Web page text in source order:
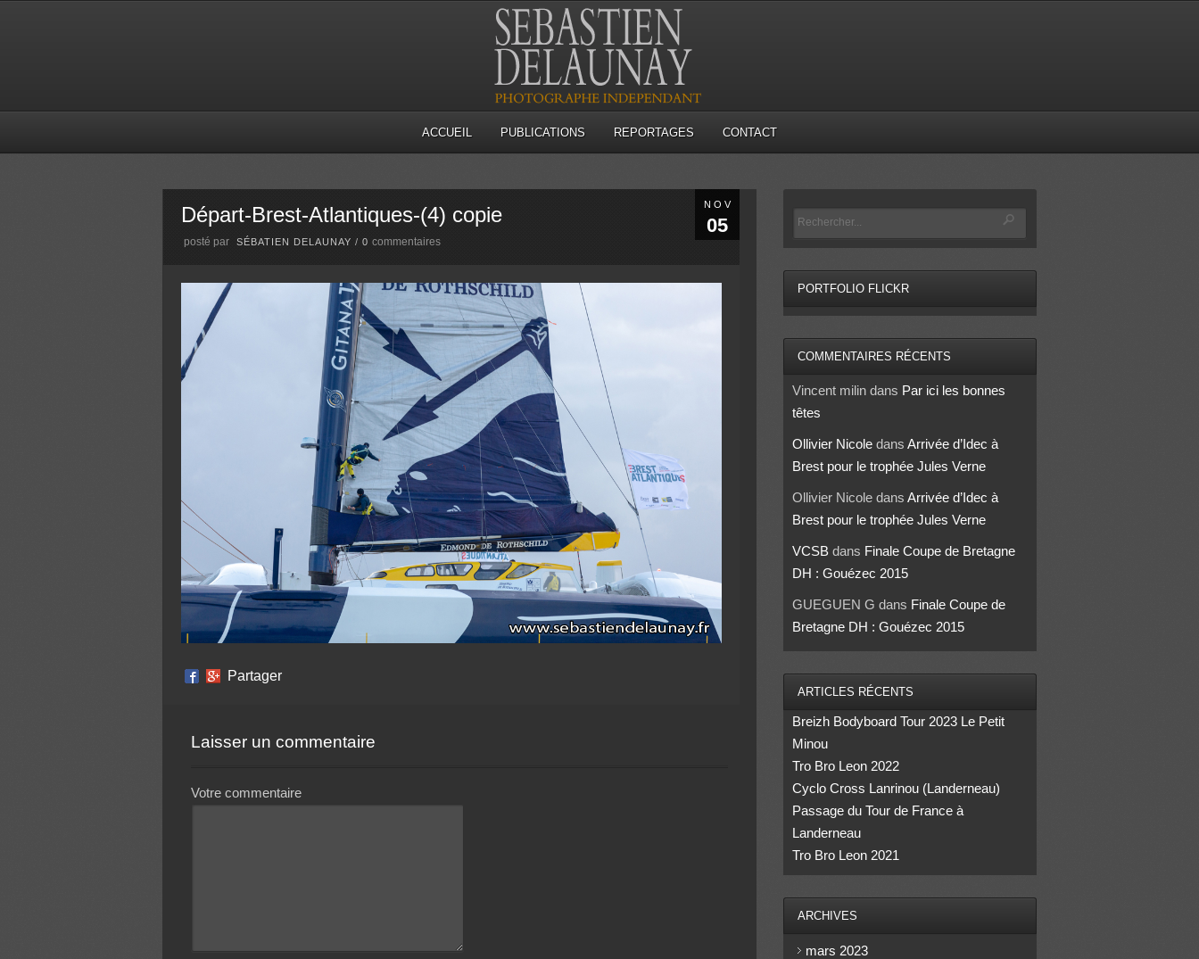
ACCUEIL PUBLICATIONS REPORTAGES CONTACT
NOV
05
Départ-Brest-Atlantiques-(4) copie
posté par SÉBATIEN DELAUNAY / 0 commentaires
Partager
Laisser un commentaire
Votre commentaire
PORTFOLIO FLICKR
COMMENTAIRES RÉCENTS
Vincent milindans Par ici les bonnes
têtes
Ollivier Nicoledans Arrivée d’Idec à
Brest pour le trophée Jules Verne
Ollivier Nicoledans Arrivée d’Idec à
Brest pour le trophée Jules Verne
VCSBdans Finale Coupe de Bretagne
DH : Gouézec 2015
GUEGUEN G dans Finale Coupe de
Bretagne DH : Gouézec 2015
ARTICLES RÉCENTS
Breizh Bodyboard Tour 2023 Le Petit
Minou
Tro Bro Leon 2022
Cyclo Cross Lanrinou (Landerneau)
Passage du Tour de France à
Landerneau
Tro Bro Leon 2021
ARCHIVES
mars 2023